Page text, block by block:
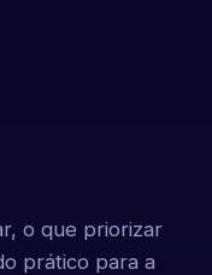
o que priorizar
prático para a